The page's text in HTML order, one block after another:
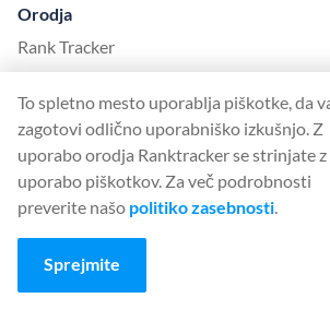
Orodja
Rank Tracker
SERP Checker
Web Audit
Backlink Checker
Backlink Monitor
Kontrolni seznam SEO
AI Article Writer
To spletno mesto uporablja piškotke, da
zagotovi odlično uporabniško izkušnjo. Z
uporabo orodja Ranktracker se strinjate z
uporabo piškotkov. Za več podrobnosti
preverite našo politiko zasebnosti.
Sprejmite